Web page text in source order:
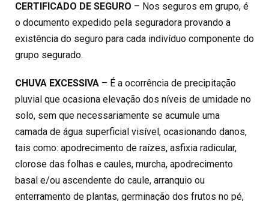
CERTIFICADO DE SEGURO – Nos seguros em grupo, é
o documento expedido pela seguradora provando a
existência do seguro para cada indivíduo componente do
grupo segurado.
CHUVA EXCESSIVA – É a ocorrência de precipitação
pluvial que ocasiona elevação dos níveis de umidade no
solo, sem que necessariamente se acumule uma
camada de água superficial visível, ocasionando danos,
tais como: apodrecimento de raízes, asfixia radicular,
clorose das folhas e caules, murcha, apodrecimento
basal e/ou ascendente do caule, arranquio ou
enterramento de plantas, germinação dos frutos no pé,